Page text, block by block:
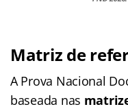
Matriz de
A Prova Nacional
baseada nas